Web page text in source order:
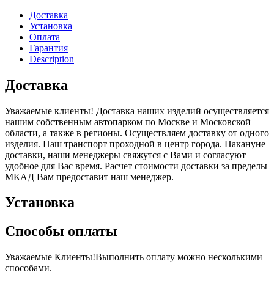
Доставка
Установка
Оплата
Гарантия
Description
Доставка
Уважаемые клиенты! Доставка наших изделий осуществляется
нашим собственным автопарком по Москве и Московской
области, а также в регионы. Осуществляем доставку от одного
изделия. Наш транспорт проходной в центр города. Накануне
доставки, наши менеджеры свяжутся с Вами и согласуют
удобное для Вас время. Расчет стоимости доставки за пределы
МКАД Вам предоставит наш менеджер.
Установка
Способы оплаты
Уважаемые Клиенты!Выполнить оплату можно несколькими
способами.